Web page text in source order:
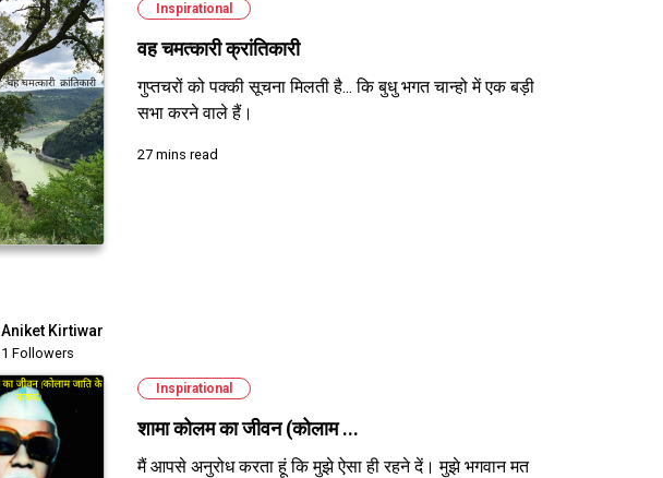
Inspirational
वह चमत्कारी क्रांतिकारी
गुप्तचरों को पक्की सूचना मिलती है... कि बुधु भगत चान्हो में एक बड़ी
सभा करने वाले हैं।
27 mins read
Aniket Kirtiwar
1 Followers
Inspirational
शामा कोलम का जीवन (कोलाम ...
मैं आपसे अनुरोध करता हूं कि मुझे ऐसा ही रहने दें। मुझे भगवान मत